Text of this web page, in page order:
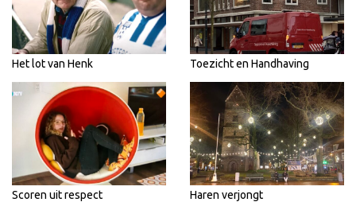
Het lot van Henk Toezicht en Handhaving
Scoren uit respect Haren verjongt